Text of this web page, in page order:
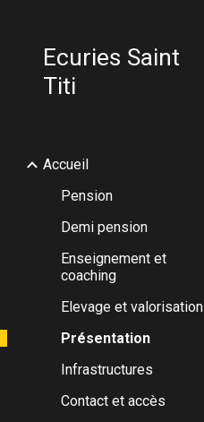
Ecuries Saint
Titi
Accueil
Pension
Demi pension
Enseignement et
coaching
Elevage et valorisation
Présentation
Infrastructures
Contact et accès